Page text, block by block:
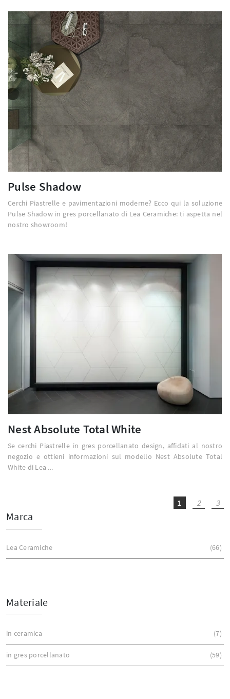
Pulse Shadow
Cerchi Piastrelle e pavimentazioni moderne? Ecco qui la soluzione
Pulse Shadow in gres porcellanato di Lea Ceramiche: ti aspetta nel
nostro showroom!
Nest Absolute Total White
Se cerchi Piastrelle in gres porcellanato design, affidati al nostro
negozio e ottieni informazioni sul modello Nest Absolute Total
White di Lea ...
1 2 3
Marca
Lea Ceramiche 66
Materiale
in ceramica 7
in gres porcellanato 59